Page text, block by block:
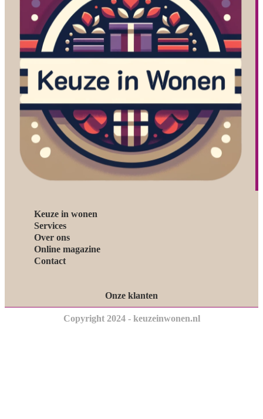
Keuze in wonen
Services
Over ons
Online magazine
Contact
Onze klanten
Copyright 2024 - keuzeinwonen.nl